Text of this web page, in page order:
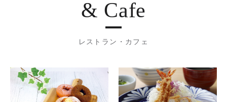
& Cafe
レストラン・カフェ